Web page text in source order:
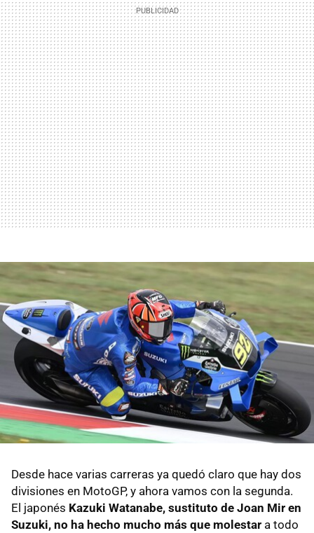
Desde hace varias carreras ya quedó claro que hay dos
divisiones en MotoGP, y ahora vamos con la segunda.
El japonés Kazuki Watanabe, sustituto de Joan Mir en
Suzuki, no ha hecho mucho más que molestar a todo